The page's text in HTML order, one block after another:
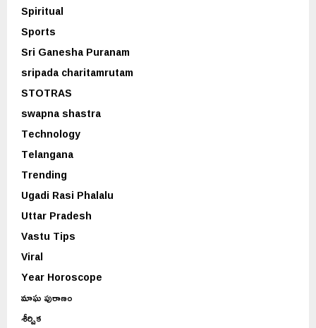
Spiritual
Sports
Sri Ganesha Puranam
sripada charitamrutam
STOTRAS
swapna shastra
Technology
Telangana
Trending
Ugadi Rasi Phalalu
Uttar Pradesh
Vastu Tips
Viral
Year Horoscope
మాఘ పురాణం
శీర్షిక